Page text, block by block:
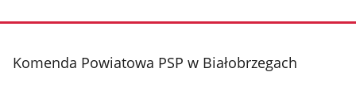
stopka
Komenda Powiatowa PSP w Białobrzegach